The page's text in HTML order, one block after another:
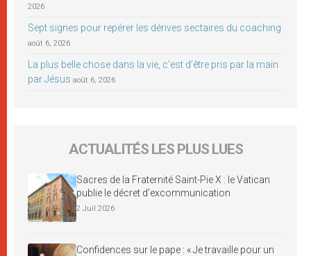
2026
Sept signes pour repérer les dérives sectaires du coaching
août 6, 2026
La plus belle chose dans la vie, c’est d’être pris par la main
par Jésus août 6, 2026
ACTUALITÉS LES PLUS LUES
Sacres de la Fraternité Saint-Pie X : le Vatican
publie le décret d’excommunication
2 Juil 2026
Confidences sur le pape : « Je travaille pour un